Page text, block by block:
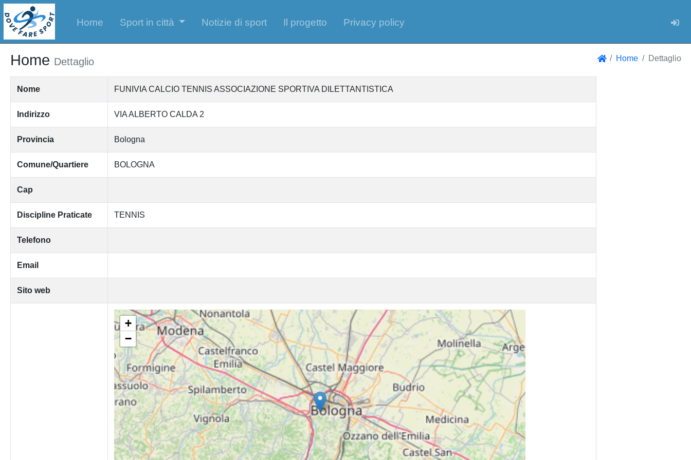
Home Sport in città Notizie di sport Il progetto Privacy policy
Home Dettaglio Home Dettaglio
Nome FUNIVIA CALCIO TENNIS ASSOCIAZIONE SPORTIVA DILETTANTISTICA
Indirizzo VIA ALBERTO CALDA 2
Provincia Bologna
Comune/Quartiere BOLOGNA
Cap
Discipline Praticate TENNIS
Telefono
Email
Sito web
+
−